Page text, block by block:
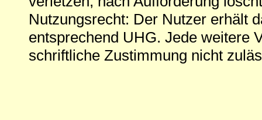
Nutzungsrecht: Der Nutzer erhält
entsprechend UHG. Jede weitere
schriftliche Zustimmung nicht